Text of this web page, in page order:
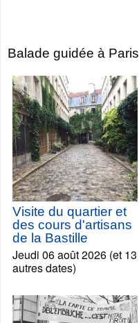
Balade guidée à Paris
Visite du quartier et
des cours d'artisans
de la Bastille
Jeudi 06 août 2026 (et 13
autres dates)